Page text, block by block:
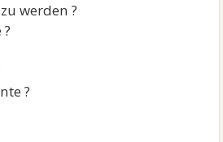
werden ?
?